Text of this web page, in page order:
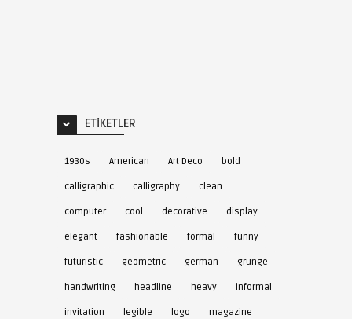
ETIKETLER
1930s American Art Deco bold
calligraphic calligraphy clean
computer cool decorative display
elegant fashionable formal funny
futuristic geometric german grunge
handwriting headline heavy informal
invitation legible logo magazine